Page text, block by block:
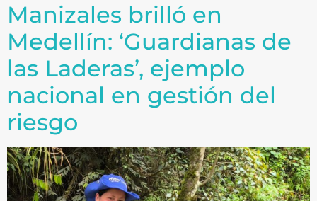
Manizales brilló en
Medellín: ‘Guardianas de
las Laderas’, ejemplo
nacional en gestión del
riesgo